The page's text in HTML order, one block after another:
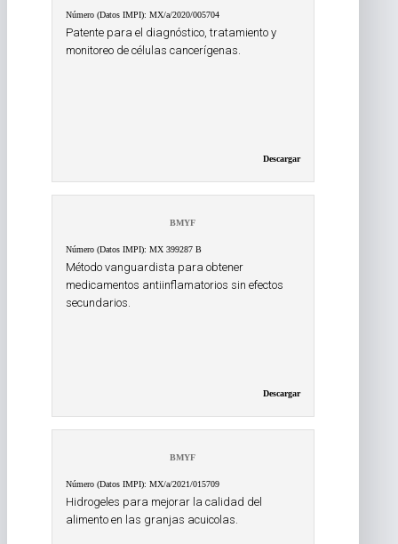
Número (Datos IMPI): MX/a/2020/005704
Patente para el diagnóstico, tratamiento y
monitoreo de células cancerígenas.
Descargar
BMYF
Número (Datos IMPI): MX 399287 B
Método vanguardista para obtener
medicamentos antiinflamatorios sin efectos
secundarios.
Descargar
BMYF
Número (Datos IMPI): MX/a/2021/015709
Hidrogeles para mejorar la calidad del
alimento en las granjas acuicolas.